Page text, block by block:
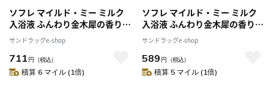
ソフレ マイルド・ミー ミルク
入浴液 ふんわり金木犀の香り
本体 720ml
サンドラッグe-shop
711 円 （税込）
積算 6 マイル (1倍)
ソフレ マイルド・ミー ミルク
入浴液 ふんわり金木犀の香り
600ml
サンドラッグe-shop
589 円 （税込）
積算 5 マイル (1倍)